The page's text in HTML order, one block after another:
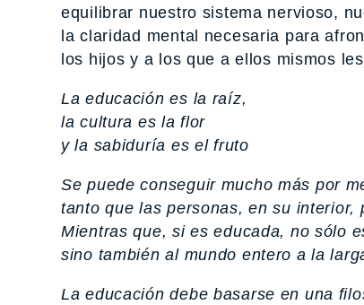
equilibrar nuestro sistema nervioso,
la claridad mental necesaria para
los hijos y a los que a ellos mismos
La educación es la raíz,
la cultura es la flor
y la sabiduría es el fruto
Se puede conseguir mucho más por
tanto que las personas, en su interior,
Mientras que, si es educada, no sólo
sino también al mundo entero a la
La educación debe basarse en una